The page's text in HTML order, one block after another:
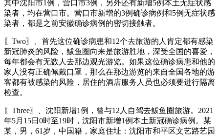
其中沈阳市1例，营口市3例，另外还有新增5例本土无症状感
染者，均在营口市。营口市新增的3例确诊病例和5例无症状感
染者，都是之前安徽确诊病例的密切接触者。
〖Two〗、首先这位确诊病患和12个去旅游的人肯定都有感染
新冠肺炎的风险，鲅鱼圈向来是旅游胜地，深受全国的喜爱，
每年都会有无数人去那边观光游览。如果这位确诊病患和他的
家人没有正确佩戴口罩，那么在那边游览的来自全国各地的游
客都有被感染的风险，居住的酒店服务人员也必须要进行隔离
检查。
〖Three〗、沈阳新增1例，曾与12人自驾去鲅鱼圈旅游。2021
年5月15日0时至19时，沈阳市新增1例本土新冠确诊病例。某
某，男，61岁，中国籍，家庭住址：沈阳市和平区文艺路艺园